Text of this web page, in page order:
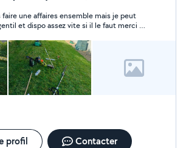
faire une affaires ensemble mais je peut
et dispo assez vite si il le faut merci à
profil Contacter